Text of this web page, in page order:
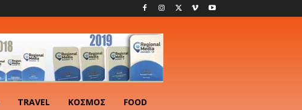
TRAVEL ΚΟΣΜΟΣ FOOD